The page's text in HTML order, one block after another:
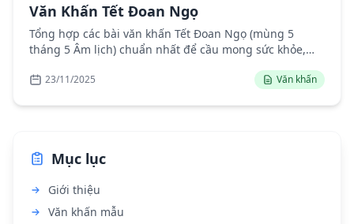
Văn Khấn Tết Đoan Ngọ
Tổng hợp các bài văn khấn Tết Đoan Ngọ (mùng 5
tháng 5 Âm lịch) chuẩn nhất để cầu mong sức khỏe,
23/11/2025 Văn khấn
Mục lục
Giới thiệu
Văn khấn mẫu